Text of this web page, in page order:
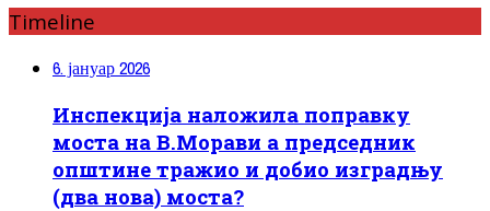
Timeline
6. јануар 2026
Инспекција наложила поправку
моста на В.Морави а председник
општине тражио и добио изградњу
(два нова) моста?